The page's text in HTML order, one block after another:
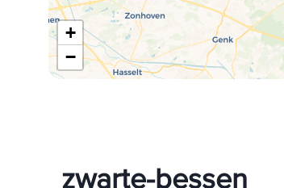
+
−
zwarte-bessen